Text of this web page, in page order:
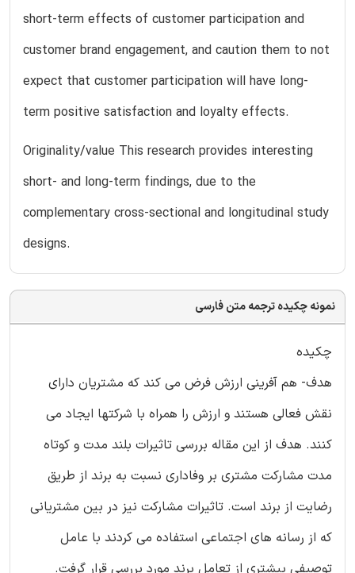
short-term effects of customer participation and
customer brand engagement, and caution them to not
expect that customer participation will have long-
term positive satisfaction and loyalty effects.
Originality/value This research provides interesting
short- and long-term findings, due to the
complementary cross-sectional and longitudinal study
designs.
نمونه چکیده ترجمه متن فارسی
چکیده
هدف- هم آفرینی ارزش فرض می کند که مشتریان دارای
نقش فعالی هستند و ارزش را همراه با شرکتها ایجاد می
کنند. هدف از این مقاله بررسی تاثیرات بلند مدت و کوتاه
مدت مشارکت مشتری بر وفاداری نسبت به برند از طریق
رضایت از برند است. تاثیرات مشارکت نیز در بین مشتریانی
که از رسانه های اجتماعی استفاده می کردند با عامل